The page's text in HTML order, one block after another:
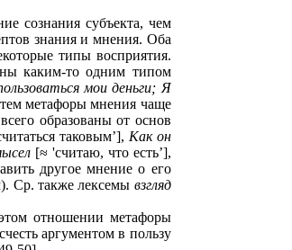
сознания субъекта, чем
знания и мнения. Оба
типы восприятия.
каким-то одним типом
мои деньги; Я
метафоры мнения чаще
образованы от основ
таковым’], Как он
[≈ 'считаю, что есть’],
другое мнение о его
Ср. также лексемы взгляд
отношении метафоры
аргументом в пользу